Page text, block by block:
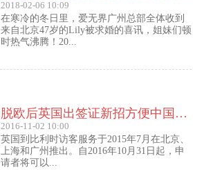
2018-02-06 10:09
在寒冷的冬日里，爱无界广州总部全体收到
来自北京47岁的Lily被求婚的喜讯，姐妹们顿
时热气沸腾！20...
脱欧后英国出签证新招方便中国访客进入欧盟
2016-11-02 10:00
英国到比利时访客服务于2015年7月在北京、
上海和广州推出。自2016年10月31日起，申
请者将可以...